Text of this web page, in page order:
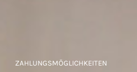
ZAHLUNGSMÖGLICHKEITEN